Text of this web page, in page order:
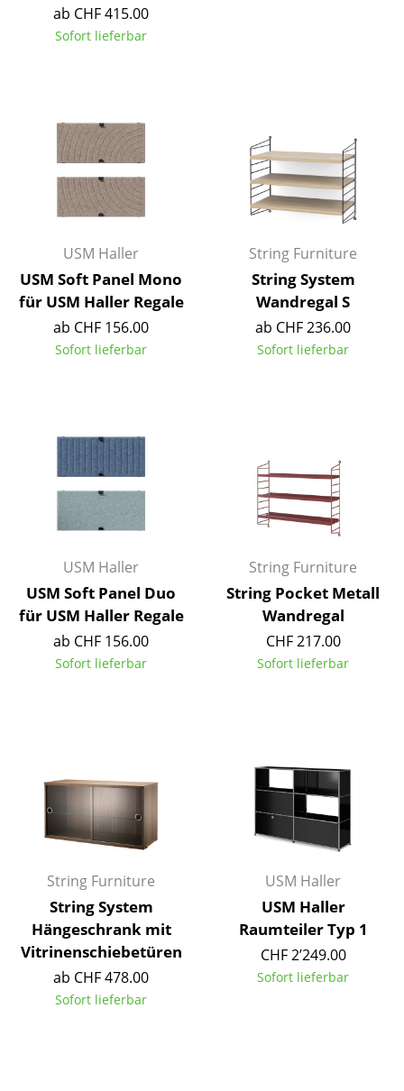
Doppelbetten
Kinderbetten
Nachttische & Bettzubehör
... alle Betten
Uhren
Spiegel
Figuren & Miniaturen
Büroutensilien
Aufbewahrungsboxen
Decken
Kissen
Teppiche
Vorhänge
... alle Accessoires
Wohnzimmer
Esszimmer
Kinderzimmer
Arbeitszimmer
Diele
Badezimmer
ab CHF 415.00
Sofort lieferbar
USM Haller
USM Soft Panel Mono
für USM Haller Regale
ab CHF 156.00
Sofort lieferbar
String Furniture
String System
Wandregal S
ab CHF 236.00
Sofort lieferbar
USM Haller
USM Soft Panel Duo
für USM Haller Regale
ab CHF 156.00
Sofort lieferbar
String Furniture
String Pocket Metall
Wandregal
CHF 217.00
Sofort lieferbar
String Furniture
String System
Hängeschrank mit
Vitrinenschiebetüren
ab CHF 478.00
Sofort lieferbar
USM Haller
USM Haller
Raumteiler Typ 1
CHF 2’249.00
Sofort lieferbar